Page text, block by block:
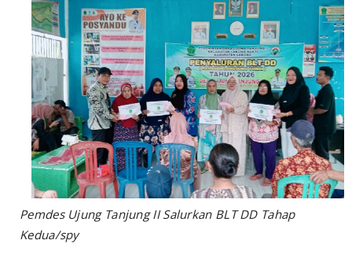
Pemdes Ujung Tanjung II Salurkan BLT DD Tahap
Kedua/spy